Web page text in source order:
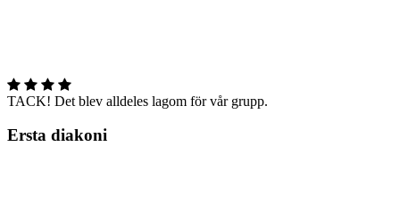
TACK! Det blev alldeles lagom för vår grupp.
Ersta diakoni